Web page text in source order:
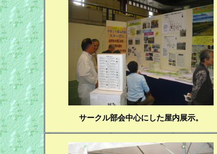
サークル部会中心にした屋内展示。